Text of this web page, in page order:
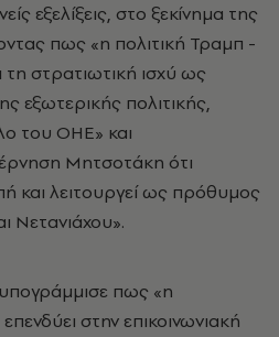
εξελίξεις, στο ξεκίνημα της
πως «η πολιτική Τραμπ -
στρατιωτική ισχύ ως
εξωτερικής πολιτικής,
του ΟΗΕ» και
Μητσοτάκη ότι
και λειτουργεί ως πρόθυμος
Νετανιάχου».
πως «η
στην επικοινωνιακή